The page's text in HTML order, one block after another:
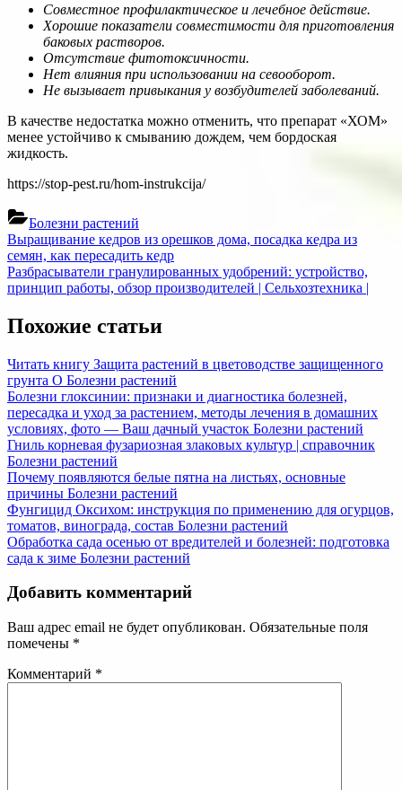
Совместное профилактическое и лечебное действие.
Хорошие показатели совместимости для приготовления
баковых растворов.
Отсутствие фитотоксичности.
Нет влияния при использовании на севооборот.
Не вызывает привыкания у возбудителей заболеваний.
В качестве недостатка можно отменить, что препарат «ХОМ»
менее устойчиво к смыванию дождем, чем бордоская
жидкость.
https://stop-pest.ru/hom-instrukcija/
Болезни растений
Навигация
по
записям
Previous
Post:
Выращивание кедров из орешков дома, посадка кедра из
семян, как пересадить кедр
Next
Post:
Разбрасыватели гранулированных удобрений: устройство,
принцип работы, обзор производителей | Сельхозтехника |
Похожие статьи
Читать книгу Защита растений в цветоводстве защищенного
грунта О Болезни растений
Болезни глоксинии: признаки и диагностика болезней,
пересадка и уход за растением, методы лечения в домашних
условиях, фото — Ваш дачный участок Болезни растений
Гниль корневая фузариозная злаковых культур | справочник
Болезни растений
Почему появляются белые пятна на листьях, основные
причины Болезни растений
Фунгицид Оксихом: инструкция по применению для огурцов,
томатов, винограда, состав Болезни растений
Обработка сада осенью от вредителей и болезней: подготовка
сада к зиме Болезни растений
Добавить комментарий
Ваш адрес email не будет опубликован. Обязательные поля
помечены *
Комментарий *